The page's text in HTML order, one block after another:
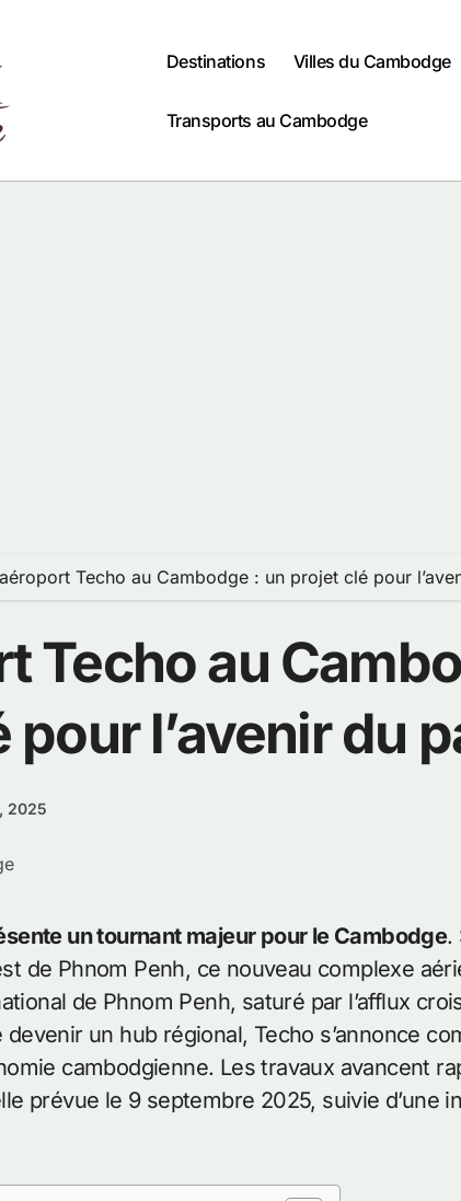
Destinations Villes du Cambodge
Transports au Cambodge
Techo au Cambodge : un projet clé pour
Techo au
pour l’avenir du
2025
un tournant majeur pour le Cambodge.
de Phnom Penh, ce nouveau complexe
de Phnom Penh, saturé par l’afflux
un hub régional, Techo s’annonce
cambodgienne. Les travaux avancent
prévue le 9 septembre 2025, suivie d’une